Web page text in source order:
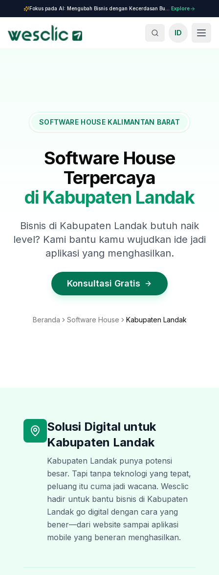
Explore
ID
SOFTWARE HOUSE KALIMANTAN BARAT
Software House
Terpercaya
di Kabupaten Landak
Bisnis di Kabupaten Landak butuh naik
level? Kami bantu kamu wujudkan ide jadi
aplikasi yang menghasilkan.
Konsultasi Gratis
Beranda Software House Kabupaten Landak
Solusi Digital untuk
Kabupaten Landak
Kabupaten Landak punya potensi
besar. Tapi tanpa teknologi yang tepat,
peluang itu cuma jadi wacana. Wesclic
hadir untuk bantu bisnis di Kabupaten
Landak go digital dengan cara yang
bener—dari website sampai aplikasi
mobile yang beneran menghasilkan.